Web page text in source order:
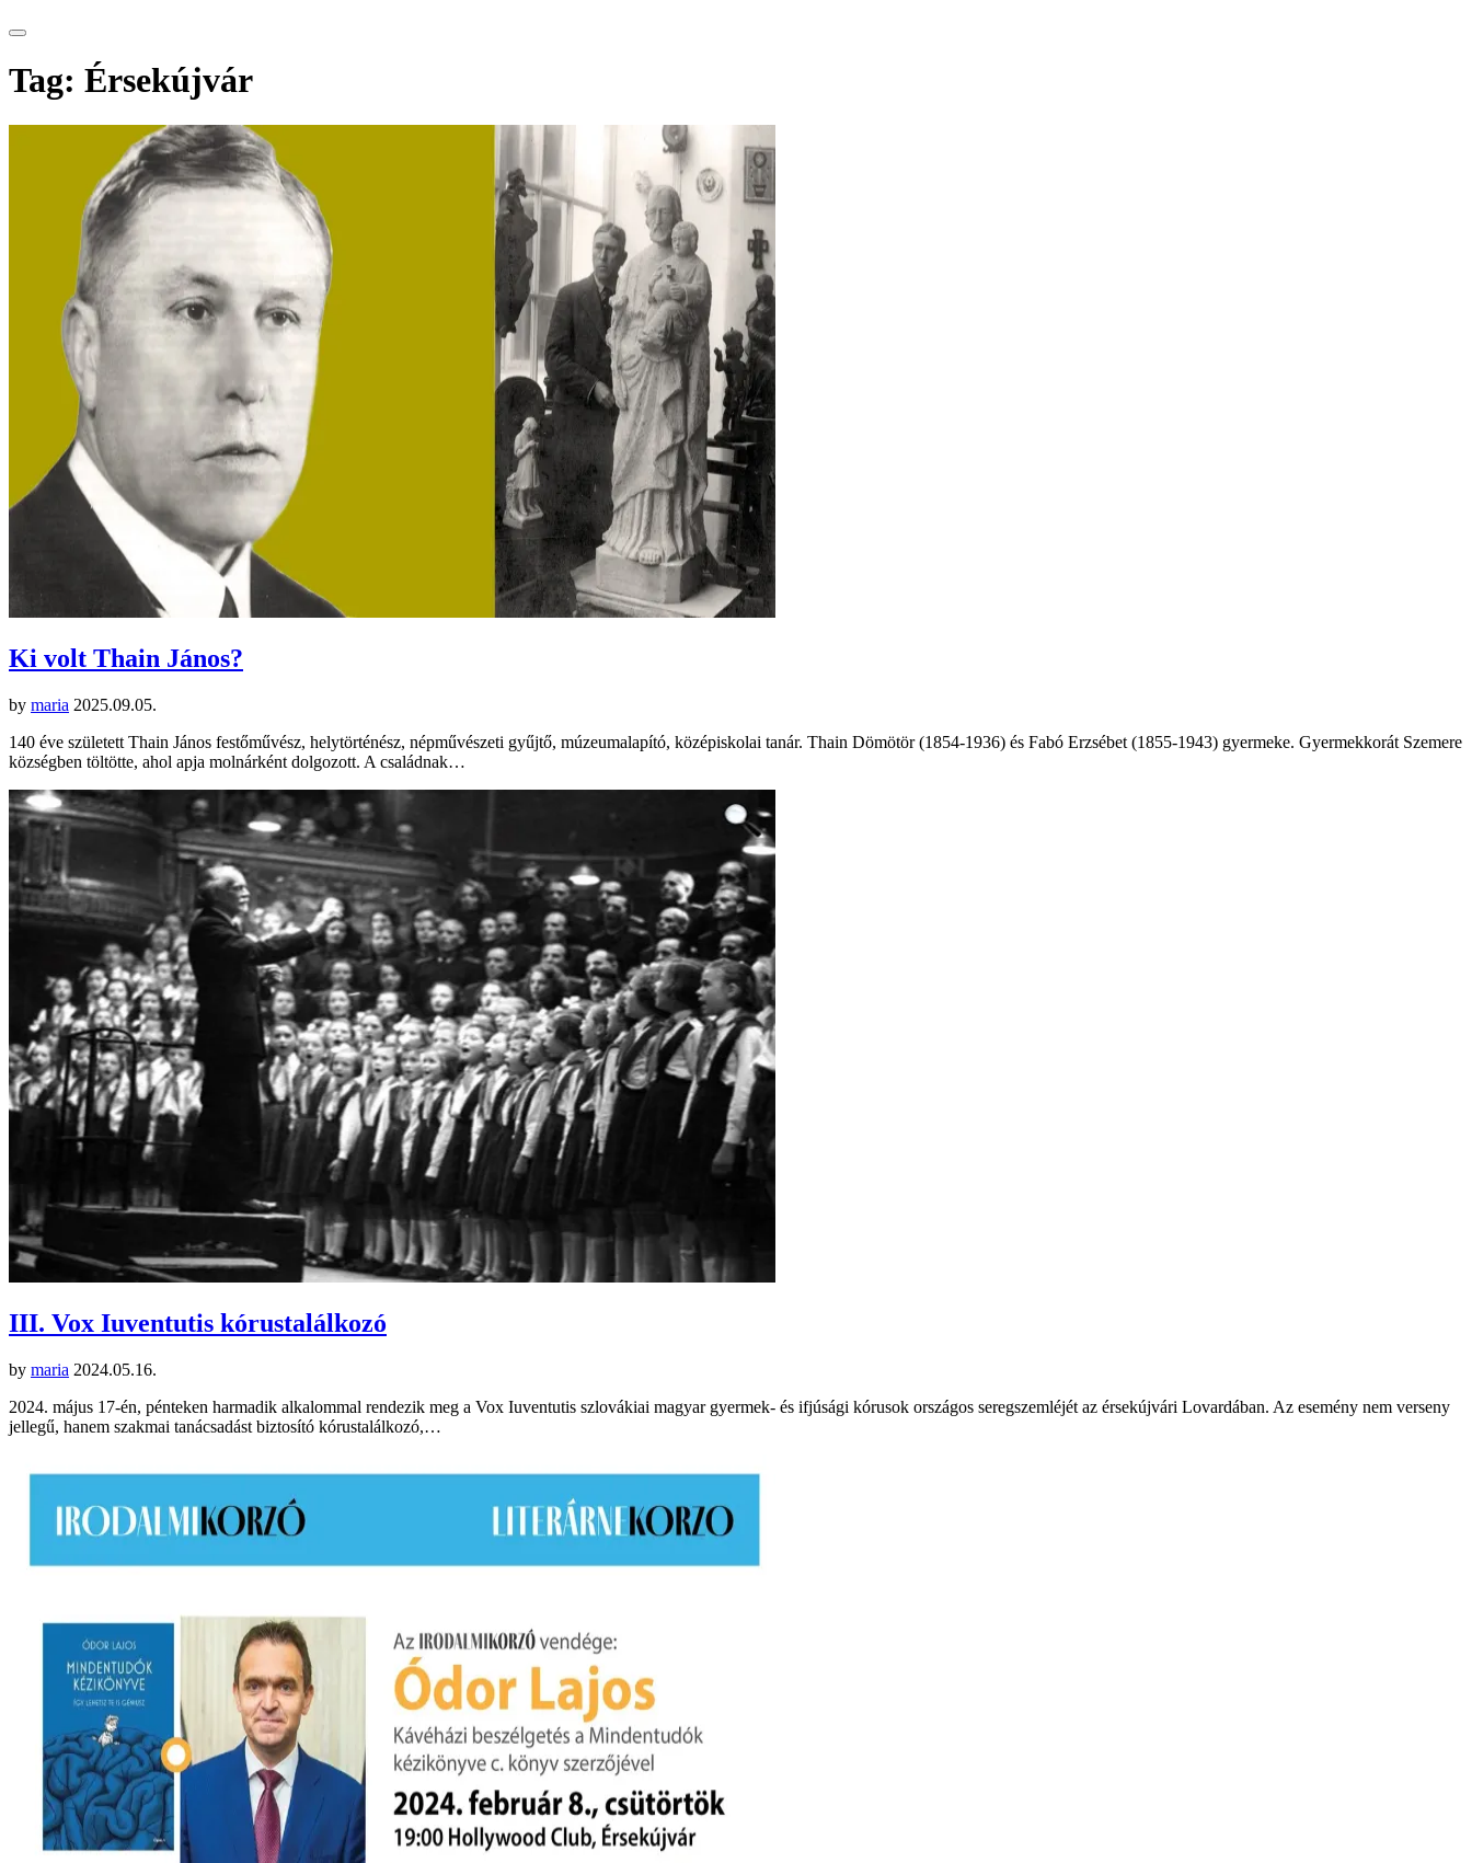
Tag: Érsekújvár
Ki volt Thain János?
by maria 2025.09.05.
140 éve született Thain János festőművész, helytörténész, népművészeti gyűjtő, múzeumalapító, középiskolai tanár. Thain Dömötör (1854-1936) és Fabó Erzsébet (1855-1943) gyermeke. Gyermekkorát Szemere
községben töltötte, ahol apja molnárként dolgozott. A családnak…
III. Vox Iuventutis kórustalálkozó
by maria 2024.05.16.
2024. május 17-én, pénteken harmadik alkalommal rendezik meg a Vox Iuventutis szlovákiai magyar gyermek- és ifjúsági kórusok országos seregszemléjét az érsekújvári Lovardában. Az esemény nem verseny
jellegű, hanem szakmai tanácsadást biztosító kórustalálkozó,…